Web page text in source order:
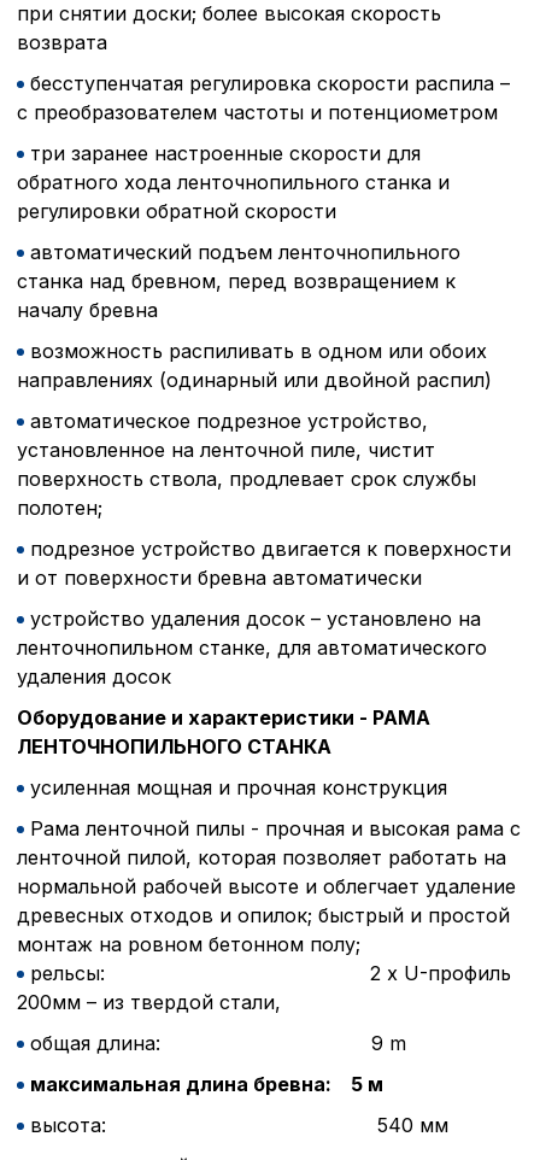
при снятии доски; более высокая скорость
возврата
бесступенчатая регулировка скорости распила –
с преобразователем частоты и потенциометром
три заранее настроенные скорости для
обратного хода ленточнопильного станка и
регулировки обратной скорости
автоматический подъем ленточнопильного
станка над бревном, перед возвращением к
началу бревна
возможность распиливать в одном или обоих
направлениях (одинарный или двойной распил)
автоматическое подрезное устройство,
установленное на ленточной пиле, чистит
поверхность ствола, продлевает срок службы
полотен;
подрезное устройство двигается к поверхности
и от поверхности бревна автоматически
устройство удаления досок – установлено на
ленточнопильном станке, для автоматического
удаления досок
Оборудование и характеристики - РАМА
ЛЕНТОЧНОПИЛЬНОГО СТАНКА
усиленная мощная и прочная конструкция
Рама ленточной пилы - прочная и высокая рама с
ленточной пилой, которая позволяет работать на
нормальной рабочей высоте и облегчает удаление
древесных отходов и опилок; быстрый и простой
монтаж на ровном бетонном полу;
рельсы: 2 x U-профиль
200мм – из твердой стали,
общая длина: 9 m
максимальная длина бревна: 5 м
высота: 540 мм